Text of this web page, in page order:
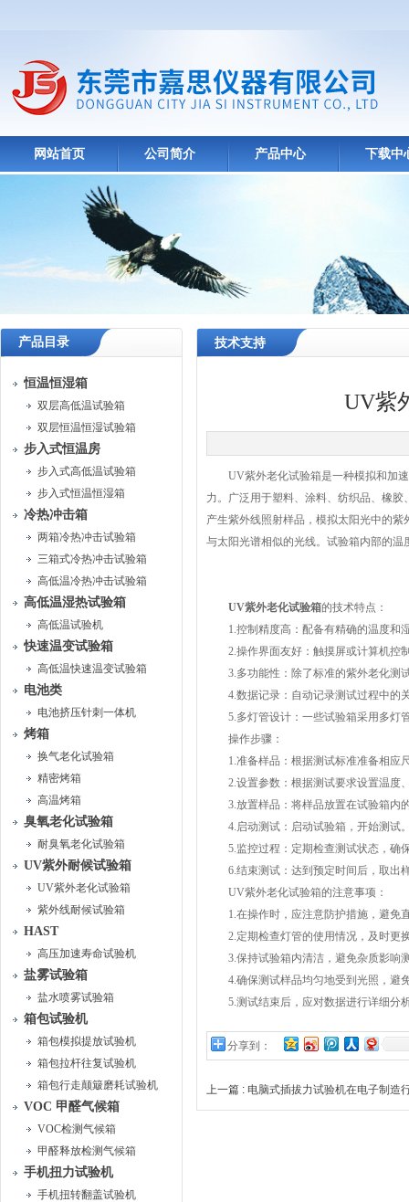
网站首页 公司简介 产品中心 下载中
产品目录
恒温恒湿箱
双层高低温试验箱
双层恒温恒湿试验箱
步入式恒温房
步入式高低温试验箱
步入式恒温恒湿箱
冷热冲击箱
两箱冷热冲击试验箱
三箱式冷热冲击试验箱
高低温冷热冲击试验箱
高低温湿热试验箱
高低温试验机
快速温变试验箱
高低温快速温变试验箱
电池类
电池挤压针刺一体机
烤箱
换气老化试验箱
精密烤箱
高温烤箱
臭氧老化试验箱
耐臭氧老化试验箱
UV紫外耐候试验箱
UV紫外老化试验箱
紫外线耐候试验箱
HAST
高压加速寿命试验机
盐雾试验箱
盐水喷雾试验箱
箱包试验机
箱包模拟提放试验机
箱包拉杆往复试验机
箱包行走颠簸磨耗试验机
VOC 甲醛气候箱
VOC检测气候箱
甲醛释放检测气候箱
手机扭力试验机
手机扭转翻盖试验机
技术支持
UV紫
UV紫外老化试验箱是一种模拟和加速
力。广泛用于塑料、涂料、纺织品、橡
产生紫外线照射样品，模拟太阳光中的
与太阳光谱相似的光线。试验箱内部的
UV紫外老化试验箱的技术特点：
1.控制精度高：配备有精确的温度和
2.操作界面友好：触摸屏或计算机控
3.多功能性：除了标准的紫外老化测
4.数据记录：自动记录测试过程中的
5.多灯管设计：一些试验箱采用多灯
操作步骤：
1.准备样品：根据测试标准准备相应
2.设置参数：根据测试要求设置温度
3.放置样品：将样品放置在试验箱内
4.启动测试：启动试验箱，开始测试
5.监控过程：定期检查测试状态，确
6.结束测试：达到预定时间后，取出
UV紫外老化试验箱的注意事项：
1.在操作时，应注意防护措施，避免
2.定期检查灯管的使用情况，及时更
3.保持试验箱内清洁，避免杂质影响
4.确保测试样品均匀地受到光照，避
5.测试结束后，应对数据进行详细分
分享到：
上一篇 : 电脑式插拔力试验机在电子制造